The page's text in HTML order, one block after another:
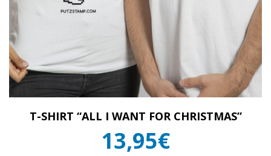
T-SHIRT “ALL I WANT FOR CHRISTMAS”
13,95€